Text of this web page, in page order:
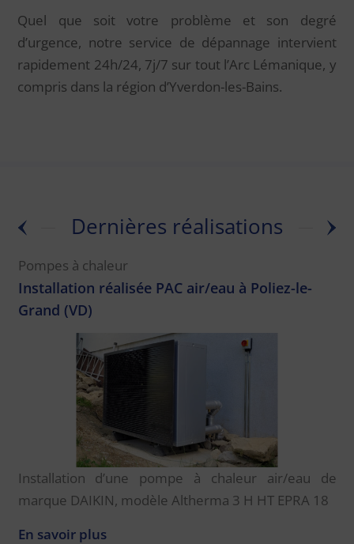
Quel que soit votre problème et son degré
d’urgence, notre service de dépannage intervient
rapidement 24h/24, 7j/7 sur tout l’Arc Lémanique, y
compris dans la région d’Yverdon-les-Bains.
Dernières réalisations
Pompes à chaleur
Installation réalisée PAC air/eau à Poliez-le-
Grand (VD)
Installation d’une pompe à chaleur air/eau de
marque DAIKIN, modèle Altherma 3 H HT EPRA 18
En savoir plus